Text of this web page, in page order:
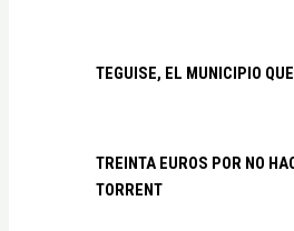
TEGUISE, EL MUNICIPIO
TREINTA EUROS POR NO
TORRENT